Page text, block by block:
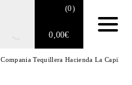
(0)
0,00€
Compania Tequillera Hacienda La Capilla